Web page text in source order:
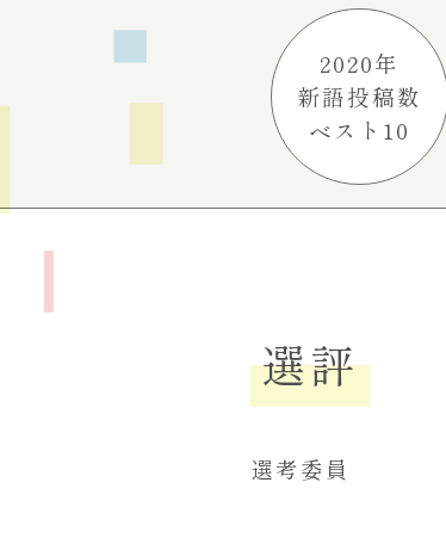
2020年
新語投稿数
ベスト10
選評
選考委員